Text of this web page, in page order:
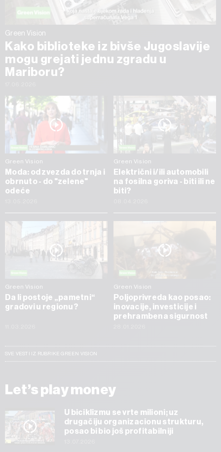
Green Vision
Kako biblioteke iz bivše Jugoslavije
mogu grejati jednu zgradu u
Mariboru?
Green Vision
Moda: od zvezda do trnja i
obrnuto - do "zelene"
odeće
Green Vision
Električni i/ili automobili
na fosilna goriva - biti ili ne
biti?
Green Vision
Da li postoje „pametni“
gradovi u regionu?
Green Vision
Poljoprivreda kao posao:
inovacije, investicije i
prehrambena sigurnost
SVE VESTI IZ RUBRIKE GREEN VISION
Let’s play money
U biciklizmu se vrte milioni; uz
drugačiju organizacionu strukturu,
posao bi bio još profitabilniji